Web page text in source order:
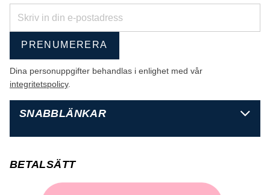
PRENUMERERA
Dina personuppgifter behandlas i enlighet med vår
integritetspolicy.
SNABBLÄNKAR
BETALSÄTT